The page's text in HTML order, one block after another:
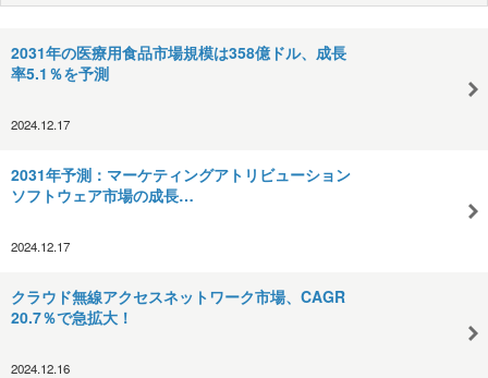
2031年の医療用食品市場規模は358億ドル、成長
率5.1％を予測
2024.12.17
2031年予測：マーケティングアトリビューション
ソフトウェア市場の成長…
2024.12.17
クラウド無線アクセスネットワーク市場、CAGR
20.7％で急拡大！
2024.12.16